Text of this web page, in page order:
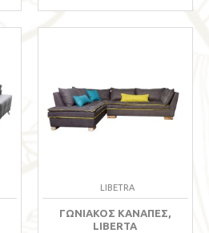
LIBETRA
ΓΩΝΙΑΚΌΣ ΚΑΝΑΠΈΣ,
LIBERTA